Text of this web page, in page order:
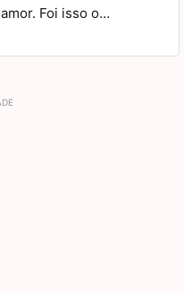
amor. Foi isso o…